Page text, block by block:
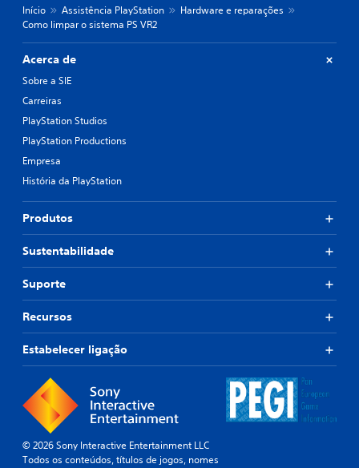
Início Assistência PlayStation
Hardware e reparações
Como limpar o sistema PS VR2
Acerca de
Sobre a SIE
Carreiras
PlayStation Studios
PlayStation Productions
Empresa
História da PlayStation
Produtos
Sustentabilidade
Suporte
Recursos
Estabelecer ligação
© 2026 Sony Interactive Entertainment LLC
Todos os conteúdos, títulos de jogos, nomes